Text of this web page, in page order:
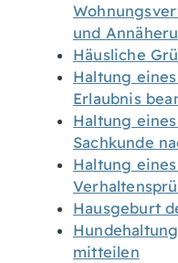
und
Häusliche
Haltung
Erlaubnis
Haltung
Sachkunde
Haltung
Hausgeburt
mitteilen